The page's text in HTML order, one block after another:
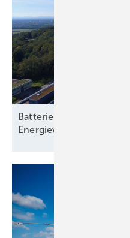
Batteriespeicher:
Energieversorgung